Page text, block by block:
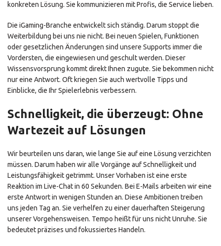
konkreten Lösung. Sie kommunizieren mit Profis, die Service lieben.
Die iGaming-Branche entwickelt sich ständig. Darum stoppt die
Weiterbildung bei uns nie nicht. Bei neuen Spielen, Funktionen
oder gesetzlichen Änderungen sind unsere Supports immer die
Vordersten, die eingewiesen und geschult werden. Dieser
Wissensvorsprung kommt direkt Ihnen zugute. Sie bekommen nicht
nur eine Antwort. Oft kriegen Sie auch wertvolle Tipps und
Einblicke, die Ihr Spielerlebnis verbessern.
Schnelligkeit, die überzeugt: Ohne
Wartezeit auf Lösungen
Wir beurteilen uns daran, wie lange Sie auf eine Lösung verzichten
müssen. Darum haben wir alle Vorgänge auf Schnelligkeit und
Leistungsfähigkeit getrimmt. Unser Vorhaben ist eine erste
Reaktion im Live-Chat in 60 Sekunden. Bei E-Mails arbeiten wir eine
erste Antwort in wenigen Stunden an. Diese Ambitionen treiben
uns jeden Tag an. Sie verhelfen zu einer dauerhaften Steigerung
unserer Vorgehensweisen. Tempo heißt für uns nicht Unruhe. Sie
bedeutet präzises und fokussiertes Handeln.